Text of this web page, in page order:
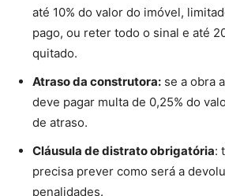
até 10% do valor do imóvel,
pago, ou reter todo o sinal e até
quitado.
Atraso da construtora: se a obra
deve pagar multa de 0,25% do
de atraso.
Cláusula de distrato obrigatória:
precisa prever como será a
penalidades.